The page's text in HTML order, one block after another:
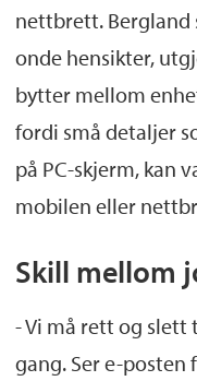
nettbrett. Bergland
onde hensikter,
bytter mellom
fordi små detaljer
på PC-skjerm, kan
mobilen eller
Skill mellom
- Vi må rett og slett
gang. Ser e-posten